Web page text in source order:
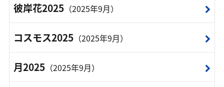
彼岸花2025（2025年9月）
コスモス2025（2025年9月）
月2025（2025年9月）